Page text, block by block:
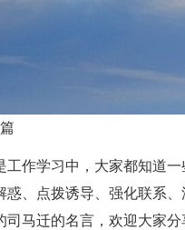
工作学习中，大家都知道
惑、点拨诱导、强化联系
马迁的名言，欢迎大家分